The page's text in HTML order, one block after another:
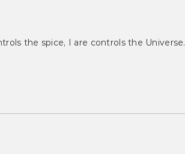
the spice, I are controls the Universe.